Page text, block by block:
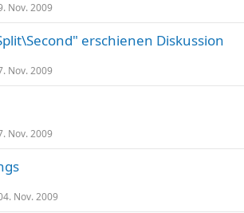
Nov. 2009
erschienen Diskussion
Nov. 2009
Nov. 2009
Nov. 2009